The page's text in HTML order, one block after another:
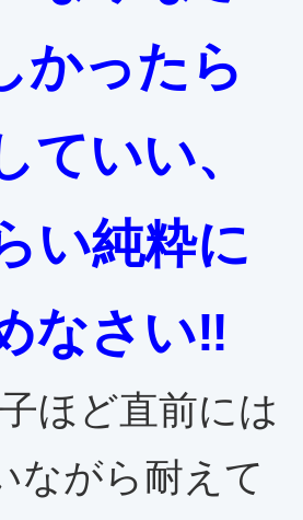
かったら
ていい、
い純粋に
なさい‼️
ほど直前には
ながら耐えて